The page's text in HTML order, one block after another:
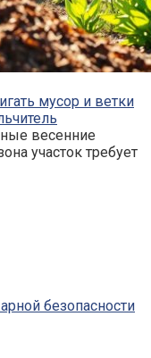
мусор и ветки
весенние
участок требует
безопасности